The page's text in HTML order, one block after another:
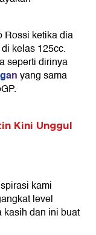
Rossi ketika dia
kelas 125cc.
seperti dirinya
yang sama
Kini Unggul
kami
level
kasih dan ini buat